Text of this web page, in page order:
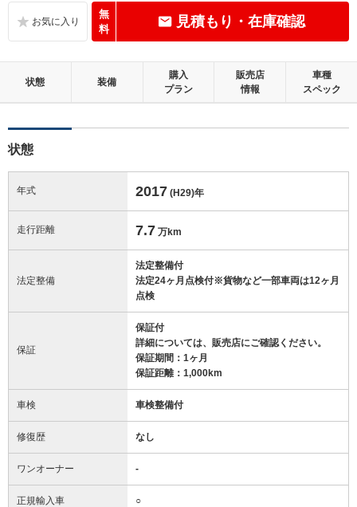
無
料
見積もり・在庫確認
状態 装備
購入
プラン
販売店
情報
車種
スペック
状態
年式 2017 (H29)年
走行距離 7.7 万km
法定整備
法定整備付
法定24ヶ月点検付※貨物など一部車両は12ヶ月
点検
保証
保証付
詳細については、販売店にご確認ください。
保証期間：1ヶ月
保証距離：1,000km
車検 車検整備付
修復歴 なし
ワンオーナー -
正規輸入車 ○